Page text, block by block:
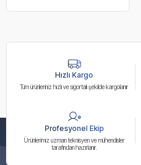
Hızlı Kargo
Tüm ürünleriniz hızlı ve sigortalı şekilde kargolanır
Profesyonel Ekip
Ürünlerimiz uzman teknisyen ve mühendisler
tarafından hazırlanır.